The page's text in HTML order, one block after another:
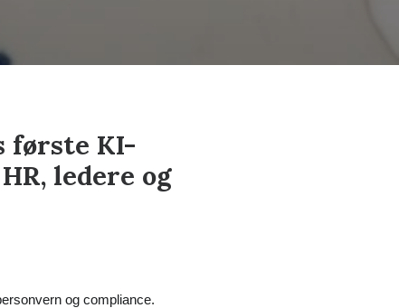
første KI-
ledere og
og compliance.